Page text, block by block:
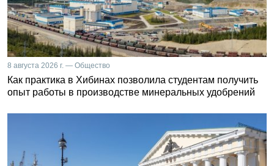
8 августа 2026 г. — Общество
Как практика в Хибинах позволила студентам получить
опыт работы в производстве минеральных удобрений